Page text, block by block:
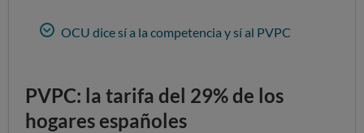
OCU dice sí a la competencia y sí al PVPC
PVPC: la tarifa del 29% de los
hogares españoles